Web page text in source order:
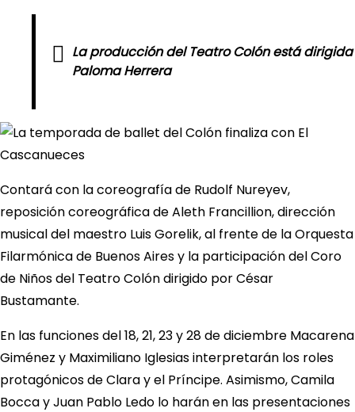
La producción del Teatro Colón está
Paloma Herrera
Contará con la coreografía de Rudolf Nureyev,
reposición coreográfica de Aleth Francillion, dirección
musical del maestro Luis Gorelik, al frente de la Orquesta
Filarmónica de Buenos Aires y la participación del Coro
de Niños del Teatro Colón dirigido por César
Bustamante.
En las funciones del 18, 21, 23 y 28 de diciembre Macarena
Giménez y Maximiliano Iglesias interpretarán los roles
protagónicos de Clara y el Príncipe. Asimismo, Camila
Bocca y Juan Pablo Ledo lo harán en las presentaciones